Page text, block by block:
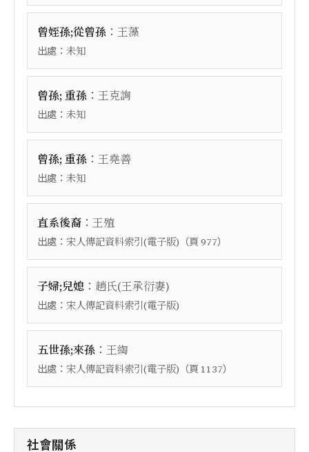
曾姪孫;從曾孫 ： 王藻
出處： 未知
曾孫; 重孫 ： 王克詢
出處： 未知
曾孫; 重孫 ： 王堯善
出處： 未知
直系後裔 ： 王殖
出處： 宋人傳記資料索引(電子版) （頁 977）
子婦;兒媳 ： 趙氏(王承衍妻)
出處： 宋人傳記資料索引(電子版)
五世孫;來孫 ： 王綯
出處： 宋人傳記資料索引(電子版) （頁 1137）
社會關係